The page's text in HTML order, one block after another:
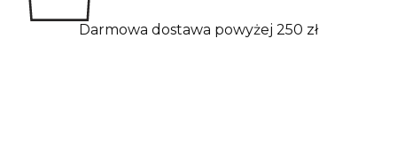
Darmowa dostawa powyżej 250 zł